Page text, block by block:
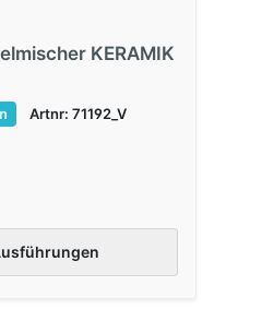
KERAMIK
Artnr: 71192_V